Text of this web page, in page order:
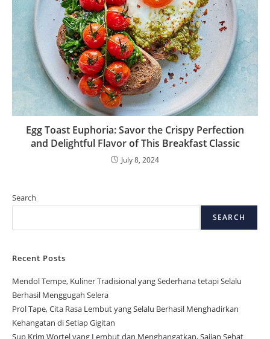
Egg Toast Euphoria: Savor the Crispy Perfection
and Delightful Flavor of This Breakfast Classic
July 8, 2024
Search
SEARCH
Recent Posts
Mendol Tempe, Kuliner Tradisional yang Sederhana tetapi Selalu
Berhasil Menggugah Selera
Prol Tape, Cita Rasa Lembut yang Selalu Berhasil Menghadirkan
Kehangatan di Setiap Gigitan